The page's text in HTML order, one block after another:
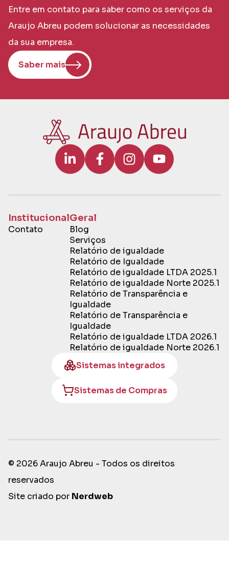
Entre em contato para saber como os serviços da
Araujo Abreu podem solucionar as necessidades
da sua empresa.
Saber mais
Institucional
Contato
Geral
Blog
Serviços
Relatório de igualdade
Relatório de Igualdade
Relatório de igualdade LTDA 2025.1
Relatório de igualdade Norte 2025.1
Relatório de Transparência e
Igualdade
Relatório de Transparência e
Igualdade
Relatório de igualdade LTDA 2026.1
Relatório de igualdade Norte 2026.1
Sistemas integrados
Sistemas de Compras
© 2026 Araujo Abreu - Todos os direitos
reservados
Site criado por Nerdweb